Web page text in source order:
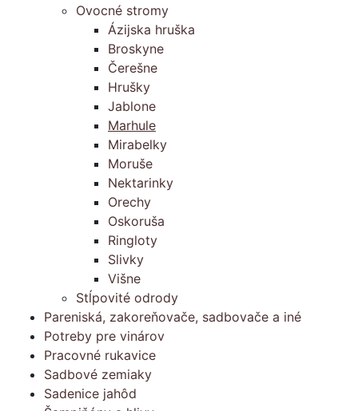
Ovocné stromy
Ázijska hruška
Broskyne
Čerešne
Hrušky
Jablone
Marhule
Mirabelky
Moruše
Nektarinky
Orechy
Oskoruša
Ringloty
Slivky
Višne
Stĺpovité odrody
Pareniská, zakoreňovače, sadbovače a iné
Potreby pre vinárov
Pracovné rukavice
Sadbové zemiaky
Sadenice jahôd